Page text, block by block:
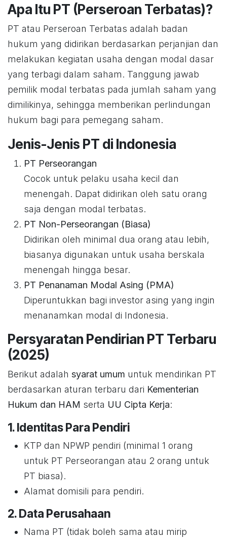
Apa Itu PT (Perseroan Terbatas)?
PT atau Perseroan Terbatas adalah badan
hukum yang didirikan berdasarkan perjanjian dan
melakukan kegiatan usaha dengan modal dasar
yang terbagi dalam saham. Tanggung jawab
pemilik modal terbatas pada jumlah saham yang
dimilikinya, sehingga memberikan perlindungan
hukum bagi para pemegang saham.
Jenis-Jenis PT di Indonesia
PT Perseorangan
Cocok untuk pelaku usaha kecil dan
menengah. Dapat didirikan oleh satu orang
saja dengan modal terbatas.
PT Non-Perseorangan (Biasa)
Didirikan oleh minimal dua orang atau lebih,
biasanya digunakan untuk usaha berskala
menengah hingga besar.
PT Penanaman Modal Asing (PMA)
Diperuntukkan bagi investor asing yang ingin
menanamkan modal di Indonesia.
Persyaratan Pendirian PT Terbaru
(2025)
Berikut adalah syarat umum untuk mendirikan PT
berdasarkan aturan terbaru dari Kementerian
Hukum dan HAM serta UU Cipta Kerja:
1. Identitas Para Pendiri
KTP dan NPWP pendiri (minimal 1 orang
untuk PT Perseorangan atau 2 orang untuk
PT biasa).
Alamat domisili para pendiri.
2. Data Perusahaan
Nama PT (tidak boleh sama atau mirip